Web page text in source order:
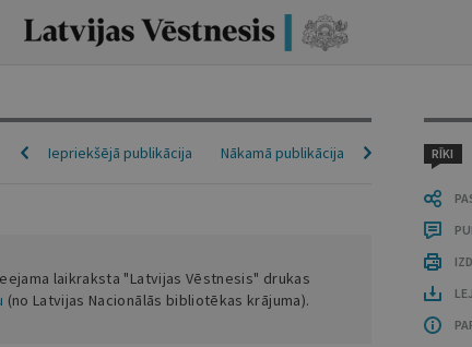
RĪKI
Nākamā publikācija
Iepriekšējā publikācija
laikraksta "Latvijas Vēstnesis" drukas
(no Latvijas Nacionālās bibliotēkas krājuma).